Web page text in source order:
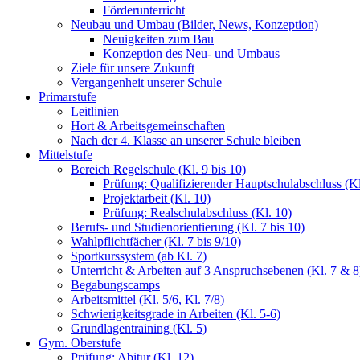
Förderunterricht
Neubau und Umbau (Bilder, News, Konzeption)
Neuigkeiten zum Bau
Konzeption des Neu- und Umbaus
Ziele für unsere Zukunft
Vergangenheit unserer Schule
Primarstufe
Leitlinien
Hort & Arbeitsgemeinschaften
Nach der 4. Klasse an unserer Schule bleiben
Mittelstufe
Bereich Regelschule (Kl. 9 bis 10)
Prüfung: Qualifizierender Hauptschulabschluss
Projektarbeit (Kl. 10)
Prüfung: Realschulabschluss (Kl. 10)
Berufs- und Studienorientierung (Kl. 7 bis 10)
Wahlpflichtfächer (Kl. 7 bis 9/10)
Sportkurssystem (ab Kl. 7)
Unterricht & Arbeiten auf 3 Anspruchsebenen (Kl. 7 &
Begabungscamps
Arbeitsmittel (Kl. 5/6, Kl. 7/8)
Schwierigkeitsgrade in Arbeiten (Kl. 5-6)
Grundlagentraining (Kl. 5)
Gym. Oberstufe
Prüfung: Abitur (Kl. 12)